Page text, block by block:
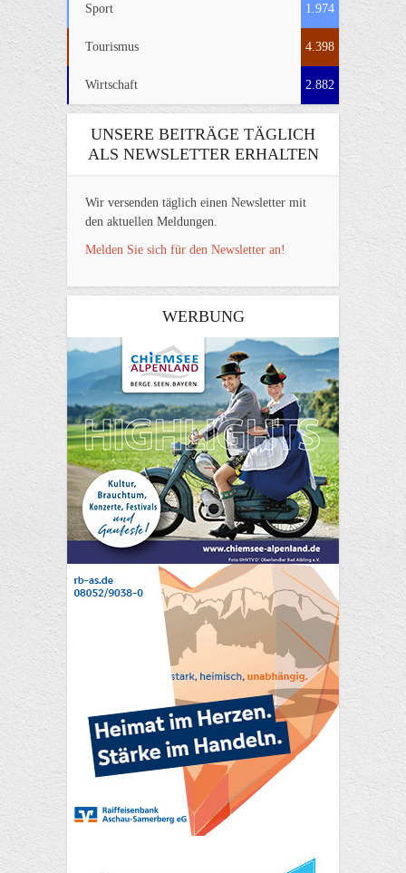
Sport 1.974
Tourismus 4.398
Wirtschaft 2.882
UNSERE BEITRÄGE TÄGLICH
ALS NEWSLETTER ERHALTEN
Wir versenden täglich einen Newsletter mit
den aktuellen Meldungen.
Melden Sie sich für den Newsletter an!
WERBUNG